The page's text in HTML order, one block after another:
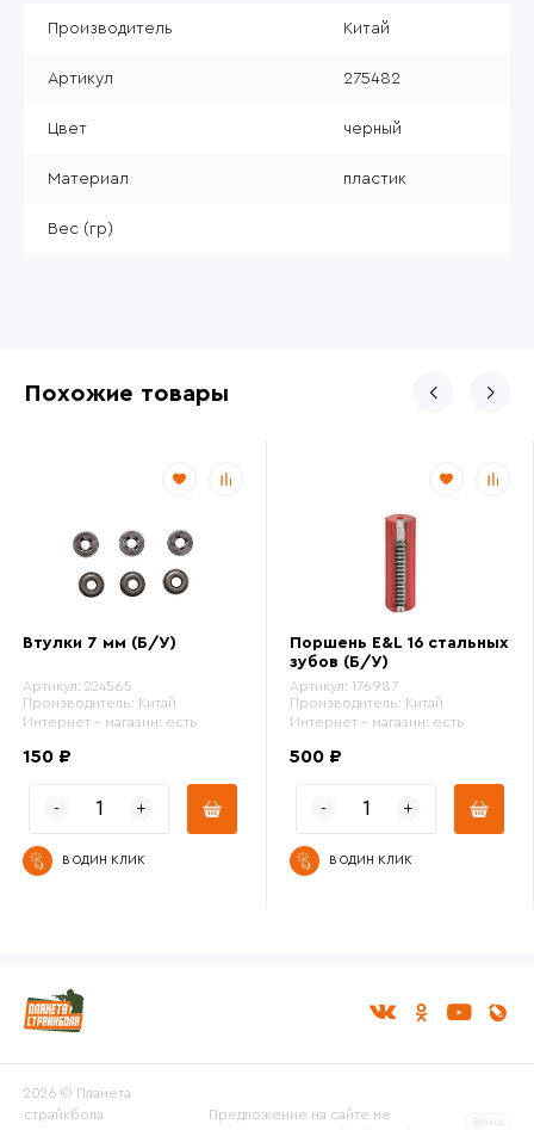
Производитель Китай
Артикул 275482
Цвет черный
Материал пластик
Вес (гр)
Похожие товары
Втулки 7 мм (Б/У)
Артикул: 224565
Производитель: Китай
Интернет - магазин: есть
150 ₽
В ОДИН КЛИК
Поршень E&L 16 стальных
зубов (Б/У)
Артикул: 176987
Производитель: Китай
Интернет - магазин: есть
500 ₽
В ОДИН КЛИК
2026 © Планета
страйкбола
Предложение на сайте не